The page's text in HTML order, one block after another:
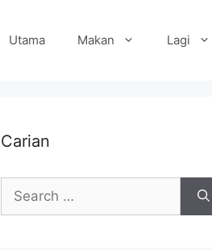
Utama Makan Lagi
Carian
Search
for: